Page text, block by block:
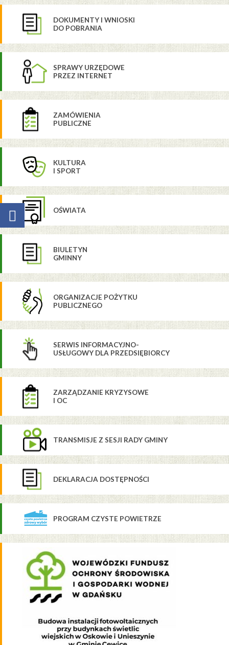
DOKUMENTY I WNIOSKI
DO POBRANIA
SPRAWY URZĘDOWE
PRZEZ INTERNET
ZAMÓWIENIA
PUBLICZNE
KULTURA
I SPORT
OŚWIATA
BIULETYN
GMINNY
ORGANIZACJE POŻYTKU
PUBLICZNEGO
SERWIS INFORMACYJNO-
USŁUGOWY DLA PRZEDSIĘBIORCY
ZARZĄDZANIE KRYZYSOWE
I OC
TRANSMISJE Z SESJI RADY GMINY
DEKLARACJA DOSTĘPNOŚCI
PROGRAM CZYSTE POWIETRZE